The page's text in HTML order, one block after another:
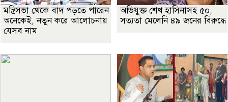
মন্ত্রিসভা থেকে বাদ পড়তে পারেন
অনেকেই, নতুন করে আলোচনায়
যেসব নাম
অভিযুক্ত শেখ হাসিনাসহ ৫০,
সত্যতা মেলেনি ৪৯ জনের বিরুদ্ধে